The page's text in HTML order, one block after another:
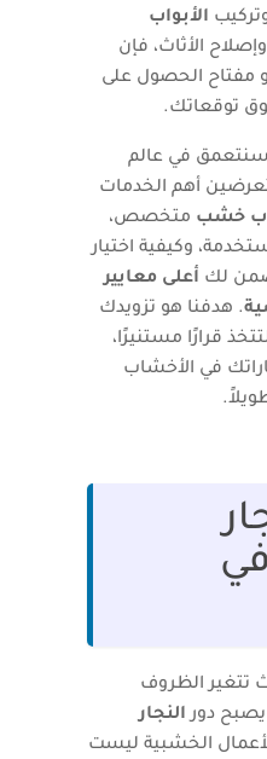
الأبواب
الأثاث، فإن
مفتاح الحصول على
توقعاتك.
سنتعمق في عالم
أهم الخدمات
خشب متخصص،
وكيفية اختيار
لك أعلى معايير
. هدفنا هو تزويدك
قرارًا مستنيرًا،
في الأخشاب
تتغير الظروف
يصبح دورالنجار
الخشبية ليست